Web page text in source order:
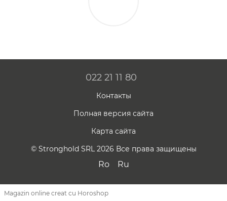
022 21 11 80
Контакты
Полная версия сайта
Карта сайта
© Stronghold SRL 2026 Все права защищены
Ro Ru
Magazin online creat cu Horoshop